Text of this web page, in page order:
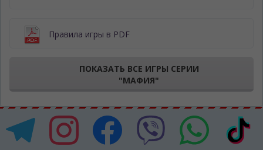
Правила игры в PDF
ПОКАЗАТЬ ВСЕ ИГРЫ СЕРИИ
"МАФИЯ"